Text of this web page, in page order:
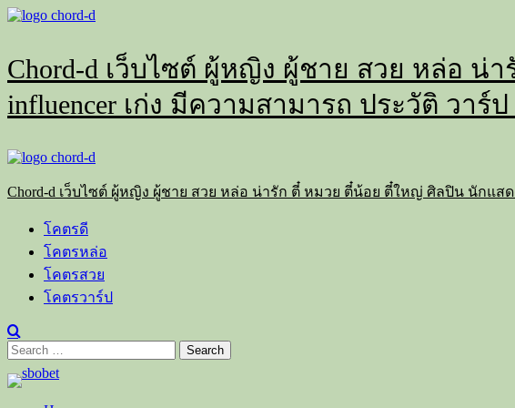
Skip
Chord-d เว็บไซต์ ผู้หญิง ผู้ชาย สวย หล่อ
influencer เก่ง มีความสามารถ ประวัติ วา
Primary
Chord-d เว็บไซต์ ผู้หญิง ผู้ชาย สวย หล่อ น่ารัก ตี๋ หมวย ตี๋น้อย ตี๋ใหญ่ ศิลปิน นักแส
โคตรดี
โคตรหล่อ
โคตรสวย
โคตรวาร์ป
Search
for: